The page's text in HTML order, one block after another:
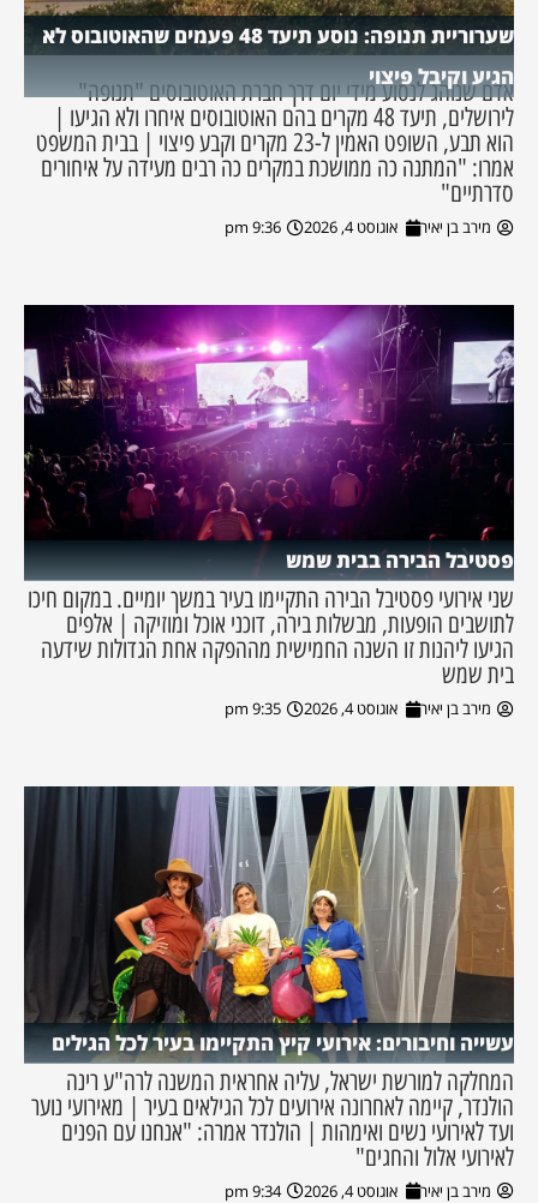
שערוריית תנופה: נוסע תיעד 48 פעמים שהאוטובוס לא
הגיע וקיבל פיצוי
אדם שנוהג לנסוע מידי יום דרך חברת האוטובוסים "תנופה"
לירושלים, תיעד 48 מקרים בהם האוטובוסים איחרו ולא הגיעו |
הוא תבע, השופט האמין ל-23 מקרים וקבע פיצוי | בבית המשפט
אמרו: "המתנה כה ממושכת במקרים כה רבים מעידה על איחורים
סדרתיים"
מירב בן יאיר אוגוסט 4, 2026 9:36 pm
פסטיבל הבירה בבית שמש
שני אירועי פסטיבל הבירה התקיימו בעיר במשך יומיים. במקום חיכו
לתושבים הופעות, מבשלות בירה, דוכני אוכל ומוזיקה | אלפים
הגיעו ליהנות זו השנה החמישית מההפקה אחת הגדולות שידעה
בית שמש
מירב בן יאיר אוגוסט 4, 2026 9:35 pm
עשייה וחיבורים: אירועי קיץ התקיימו בעיר לכל הגילים
המחלקה למורשת ישראל, עליה אחראית המשנה לרה"ע רינה
הולנדר, קיימה לאחרונה אירועים לכל הגילאים בעיר | מאירועי נוער
ועד לאירועי נשים ואימהות | הולנדר אמרה: "אנחנו עם הפנים
לאירועי אלול והחגים"
מירב בן יאיר אוגוסט 4, 2026 9:34 pm